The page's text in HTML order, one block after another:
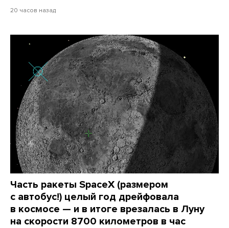
20 часов назад
Часть ракеты SpaceX (размером
с автобус!) целый год дрейфовала
в космосе — и в итоге врезалась в Луну
на скорости 8700 километров в час